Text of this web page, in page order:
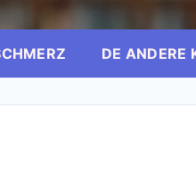
DE ANDERE